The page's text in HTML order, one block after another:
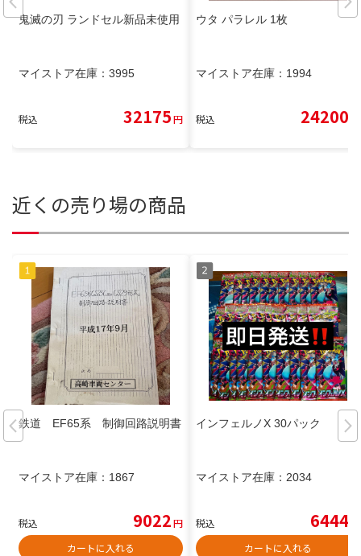
鬼滅の刃 ランドセル新品未使用
マイストア在庫： 3995
税込 32175円
ウタ パラレル 1枚
マイストア在庫： 1994
税込 24200
近くの売り場の商品
鉄道 EF65系 制御回路説明書
マイストア在庫： 1867
税込 9022円
カートに入れる
インフェルノX 30パック
マイストア在庫： 2034
税込 6444
カートに入れる